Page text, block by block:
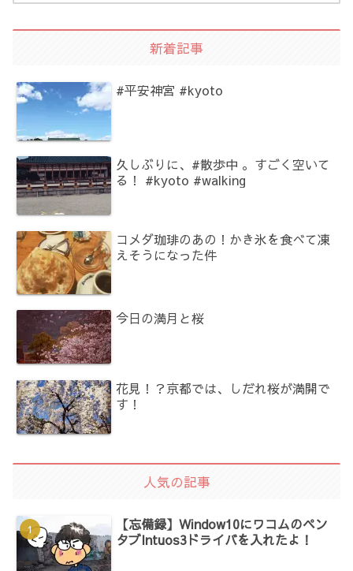
新着記事
#平安神宮 #kyoto
久しぶりに、#散歩中 。すごく空いて
る！ #kyoto #walking
コメダ珈琲のあの！かき氷を食べて凍
えそうになった件
今日の満月と桜
花見！？京都では、しだれ桜が満開で
す！
人気の記事
【忘備録】Window10にワコムのペン
タブIntuos3ドライバを入れたよ！